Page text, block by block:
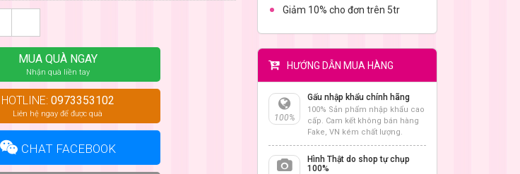
MUA QUÀ NGAY
Nhận quà liền tay
HOTLINE: 0973353102
Liên hệ ngay để được quà
CHAT FACEBOOK
Giảm 10% cho đơn trên 5tr
HƯỚNG DẪN MUA HÀNG
100%
Gấu nhập khẩu chính hãng
100% Sản phẩm nhập khẩu cao
cấp. Cam kết không bán hàng
Fake, VN kém chất lượng.
Hình Thật do shop tự chụp
100%